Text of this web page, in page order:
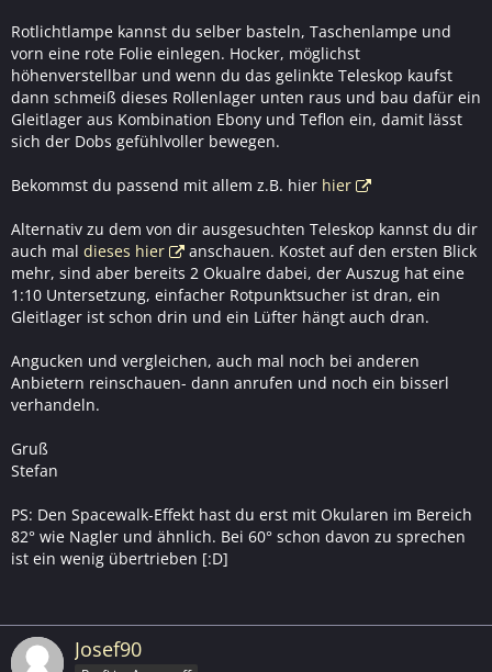
Rotlichtlampe kannst du selber basteln, Taschenlampe und
vorn eine rote Folie einlegen. Hocker, möglichst
höhenverstellbar und wenn du das gelinkte Teleskop kaufst
dann schmeiß dieses Rollenlager unten raus und bau dafür ein
Gleitlager aus Kombination Ebony und Teflon ein, damit lässt
sich der Dobs gefühlvoller bewegen.
Bekommst du passend mit allem z.B. hier hier
Alternativ zu dem von dir ausgesuchten Teleskop kannst du dir
auch mal dieses hier
anschauen. Kostet auf den ersten Blick
mehr, sind aber bereits 2 Okualre dabei, der Auszug hat eine
1:10 Untersetzung, einfacher Rotpunktsucher ist dran, ein
Gleitlager ist schon drin und ein Lüfter hängt auch dran.
Angucken und vergleichen, auch mal noch bei anderen
Anbietern reinschauen- dann anrufen und noch ein bisserl
verhandeln.
Gruß
Stefan
PS: Den Spacewalk-Effekt hast du erst mit Okularen im Bereich
82° wie Nagler und ähnlich. Bei 60° schon davon zu sprechen
ist ein wenig übertrieben [:D]
Josef90